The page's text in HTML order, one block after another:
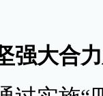
强大合力